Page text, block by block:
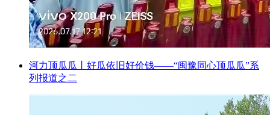
河力顶瓜瓜丨好瓜依旧好价钱——“闽豫同心顶瓜瓜”系
列报道之二